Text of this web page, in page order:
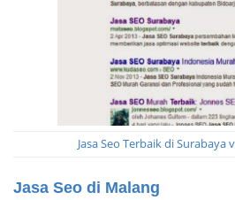
Jasa Seo Terbaik di Surabaya
Jasa Seo di Malang